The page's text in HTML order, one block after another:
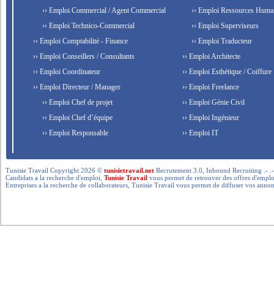
›› Emploi Commercial / Agent Commercial
›› Emploi Technico-Commercial
›› Emploi Comptabilité - Finance
›› Emploi Conseillers / Consultants
›› Emploi Coordinateur
›› Emploi Directeur / Manager
›› Emploi Chef de projet
›› Emploi Chef d’équipe
›› Emploi Responsable
›› Emploi Ressources
›› Emploi Superviseurs
›› Emploi Traducteur
›› Emploi Architecte
›› Emploi Esthétique / Coiffure
›› Emploi Freelance
›› Emploi Génie Civil
›› Emploi Ingénieur
›› Emploi IT
Tunisie Travail Copyright 2026 ©tunisietravail.net Recrutement 3.0, Inbound Recruiting .-
Candidats a la recherche d'emploi,Tunisie Travail vous permet de retrouver des offres
Entreprises a la recherche de collaborateurs, Tunisie Travail vous permet de diffuser vos